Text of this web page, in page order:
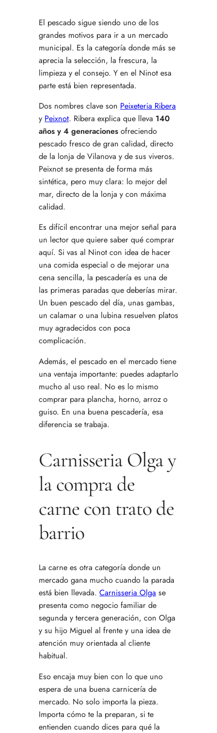
El pescado sigue siendo uno de los
grandes motivos para ir a un mercado
municipal. Es la categoría donde más se
aprecia la selección, la frescura, la
limpieza y el consejo. Y en el Ninot esa
parte está bien representada.
Dos nombres clave son Peixeteria Ribera
y Peixnot. Ribera explica que lleva 140
años y 4 generaciones ofreciendo
pescado fresco de gran calidad, directo
de la lonja de Vilanova y de sus viveros.
Peixnot se presenta de forma más
sintética, pero muy clara: lo mejor del
mar, directo de la lonja y con máxima
calidad.
Es difícil encontrar una mejor señal para
un lector que quiere saber qué comprar
aquí. Si vas al Ninot con idea de hacer
una comida especial o de mejorar una
cena sencilla, la pescadería es una de
las primeras paradas que deberías mirar.
Un buen pescado del día, unas gambas,
un calamar o una lubina resuelven platos
muy agradecidos con poca
complicación.
Además, el pescado en el mercado tiene
una ventaja importante: puedes adaptarlo
mucho al uso real. No es lo mismo
comprar para plancha, horno, arroz o
guiso. En una buena pescadería, esa
diferencia se trabaja.
Carnisseria Olga y
la compra de
carne con trato de
barrio
La carne es otra categoría donde un
mercado gana mucho cuando la parada
está bien llevada. Carnisseria Olga se
presenta como negocio familiar de
segunda y tercera generación, con Olga
y su hijo Miguel al frente y una idea de
atención muy orientada al cliente
habitual.
Eso encaja muy bien con lo que uno
espera de una buena carnicería de
mercado. No solo importa la pieza.
Importa cómo te la preparan, si te
entienden cuando dices para qué la